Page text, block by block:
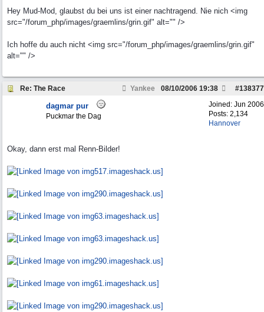
Hey Mud-Mod, glaubst du bei uns ist einer nachtragend. Nie nich <img
src="/forum_php/images/graemlins/grin.gif" alt="" />
Ich hoffe du auch nicht <img src="/forum_php/images/graemlins/grin.gif"
alt="" />
Re: The Race Yankee #138377
08/10/2006 19:38
Joined: Jun 2006
Posts: 2,134
Hannover
dagmar pur
Puckmar the Dag
Okay, dann erst mal Renn-Bilder!